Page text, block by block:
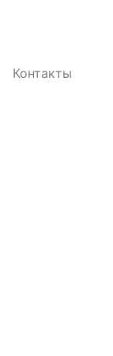
Контакты